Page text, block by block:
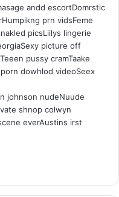
andd escortDomrstic
prn vidsFeme
picsLiilys lingerie
picture off
pussy cramTaake
dowhlod videoSeex
johnson nudeNuude
shnop colwyn
everAustins irst